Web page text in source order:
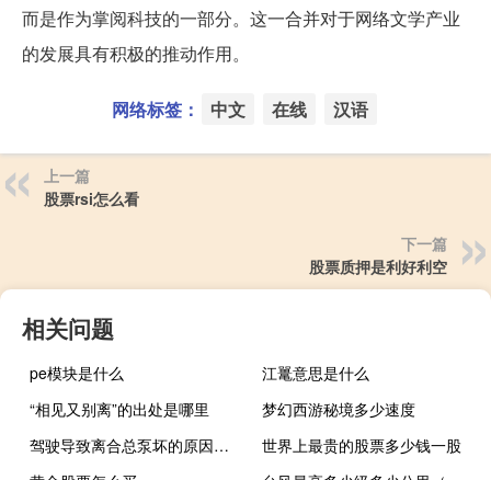
而是作为掌阅科技的一部分。这一合并对于网络文学产业
的发展具有积极的推动作用。
网络标签： 中文 在线 汉语
上一篇
股票rsi怎么看
下一篇
股票质押是利好利空
相关问题
pe模块是什么
江鼍意思是什么
“相见又别离”的出处是哪里
梦幻西游秘境多少速度
驾驶导致离合总泵坏的原因（驾驶导航）
世界上最贵的股票多少钱一股